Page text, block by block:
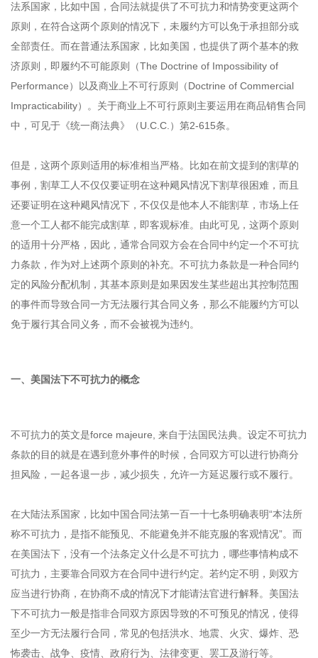
法系国家，比如中国，合同法就提供了不可抗力和情势变更这两个
原则，在符合这两个原则的情况下，未履约方可以免于承担部分或
全部责任。而在普通法系国家，比如美国，也提供了两个基本的救
济原则，即履约不可能原则（The Doctrine of Impossibility of
Performance）以及商业上不可行原则（Doctrine of Commercial
Impracticability）。关于商业上不可行原则主要运用在商品销售合同
中，可见于《统一商法典》（U.C.C.）第2-615条。
但是，这两个原则适用的标准相当严格。比如在前文提到的割草的
事例，割草工人不仅仅要证明在这种飓风情况下割草很困难，而且
还要证明在这种飓风情况下，不仅仅是他本人不能割草，市场上任
意一个工人都不能完成割草，即客观标准。由此可见，这两个原则
的适用十分严格，因此，通常合同双方会在合同中约定一个不可抗
力条款，作为对上述两个原则的补充。不可抗力条款是一种合同约
定的风险分配机制，其基本原则是如果因发生某些超出其控制范围
的事件而导致合同一方无法履行其合同义务，那么不能履约方可以
免于履行其合同义务，而不会被视为违约。
一、美国法下不可抗力的概念
不可抗力的英文是force majeure, 来自于法国民法典。设定不可抗力
条款的目的就是在遇到意外事件的时候，合同双方可以进行协商分
担风险，一起各退一步，减少损失，允许一方延迟履行或不履行。
在大陆法系国家，比如中国合同法第一百一十七条明确表明“本法所
称不可抗力，是指不能预见、不能避免并不能克服的客观情况”。而
在美国法下，没有一个法条定义什么是不可抗力，哪些事情构成不
可抗力，主要靠合同双方在合同中进行约定。若约定不明，则双方
应当进行协商，在协商不成的情况下才能请法官进行解释。美国法
下不可抗力一般是指非合同双方原因导致的不可预见的情况，使得
至少一方无法履行合同，常见的包括洪水、地震、火灾、爆炸、恐
怖袭击、战争、疫情、政府行为、法律变更、罢工及游行等。